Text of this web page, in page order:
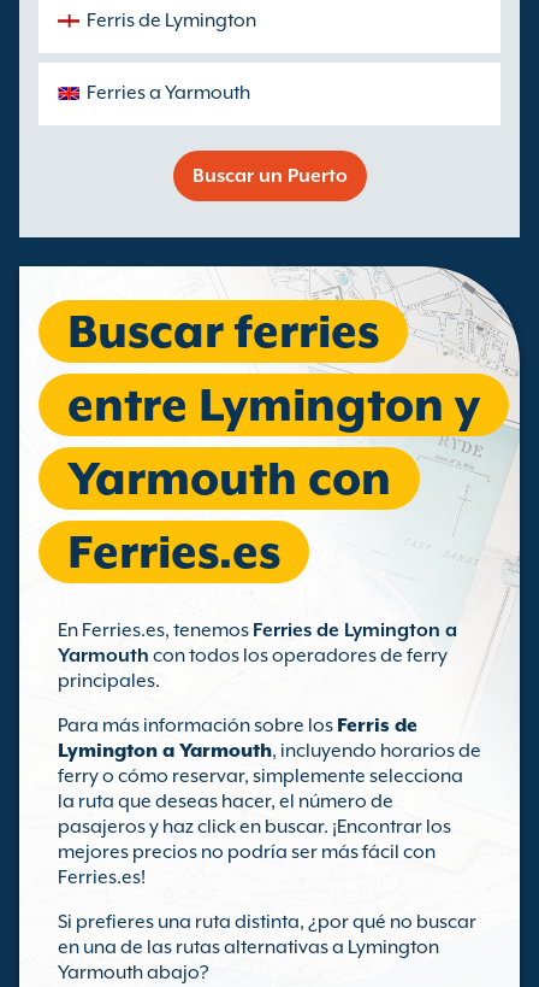
Ferris de Lymington
Ferries a Yarmouth
Buscar un Puerto
Buscar ferries
entre Lymington y
Yarmouth con
Ferries.es
En Ferries.es, tenemos Ferries de Lymington a
Yarmouth con todos los operadores de ferry
principales.
Para más información sobre los Ferris de
Lymington a Yarmouth, incluyendo horarios de
ferry o cómo reservar, simplemente selecciona
la ruta que deseas hacer, el número de
pasajeros y haz click en buscar. ¡Encontrar los
mejores precios no podría ser más fácil con
Ferries.es!
Si prefieres una ruta distinta, ¿por qué no buscar
en una de las rutas alternativas a Lymington
Yarmouth abajo?